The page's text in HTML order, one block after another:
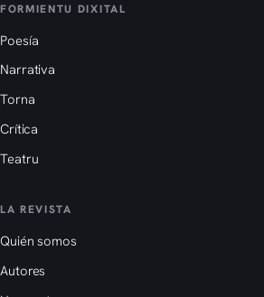
FORMIENTU DIXITAL
Poesía
Narrativa
Torna
Crítica
Teatru
LA REVISTA
Quién somos
Autores